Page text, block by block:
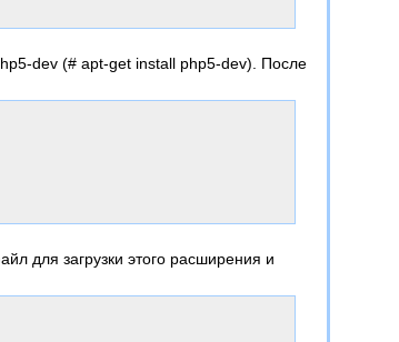
dev (# apt-get install php5-dev). После
для загрузки этого расширения и